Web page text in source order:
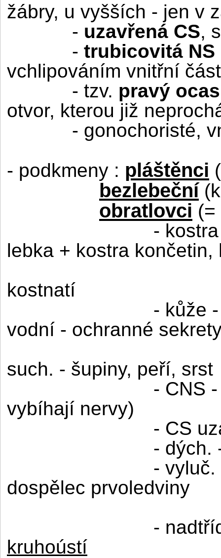
žábry, u vyšších - jen v
- uzavřená CS,
- trubicovitá NS
vchlipováním vnitřní
- tzv. pravý ocas
otvor, kterou již
- gonochoristé,
- podkmeny : pláštěnci
bezlebeční
obratlovci (=
-
lebka + kostra končetin,
kostnatí
- kůže
vodní - ochranné
such. - šupiny, peří, srst
- CNS
vybíhají nervy)
- CS
- dých.
-
dospělec prvoledviny
-
kruhoústí